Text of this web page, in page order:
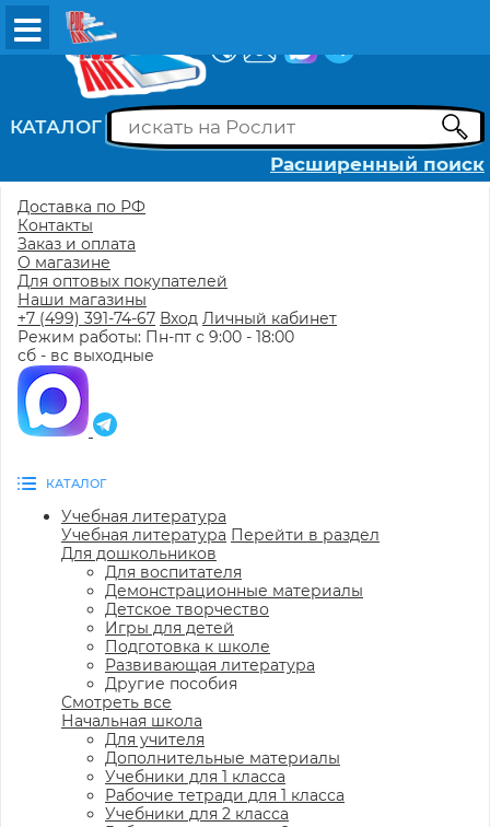
КАТАЛОГ
Расширенный поиск
Доставка по РФ
Контакты
Заказ и оплата
О магазине
Для оптовых покупателей
Наши магазины
+7 (499) 391-74-67 Вход Личный кабинет
Режим работы: Пн-пт с 9:00 - 18:00
сб - вс выходные
КАТАЛОГ
Учебная литература
Учебная литература Перейти в раздел
Для дошкольников
Для воспитателя
Демонстрационные материалы
Детское творчество
Игры для детей
Подготовка к школе
Развивающая литература
Другие пособия
Смотреть все
Начальная школа
Для учителя
Дополнительные материалы
Учебники для 1 класса
Рабочие тетради для 1 класса
Учебники для 2 класса